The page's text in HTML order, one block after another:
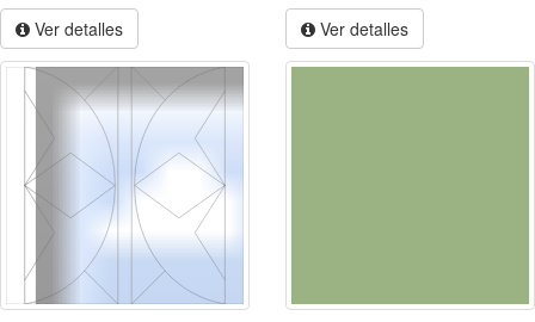
Ver detalles Ver detalles